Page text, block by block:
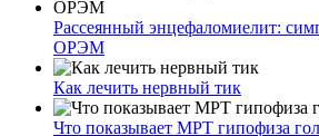
Рассеянный энцефаломиелит:
ОРЭМ
Как лечить нервный тик
Что показывает МРТ гипофиза